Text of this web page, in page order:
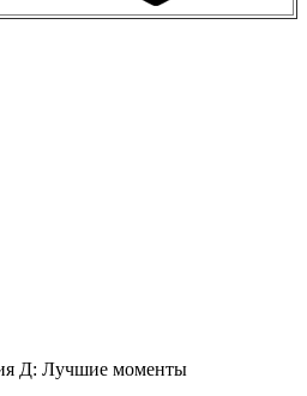
Д: Лучшие моменты